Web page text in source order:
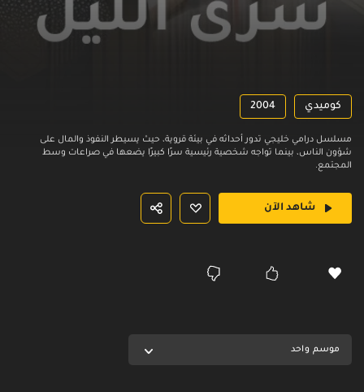
كوميدي 2004
مسلسل درامي خليجي تدور أحداثه في بيئة قروية، حيث يسيطر النفوذ والمال على
شؤون الناس، بينما تواجه شخصية رئيسية سرًا كبيرًا يضعها في صراعات وسط
المجتمع.
شاهد الآن
موسم واحد